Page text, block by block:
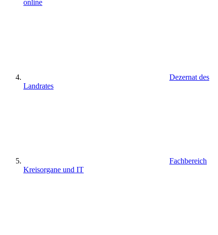
online
Dezernat des
Landrates
Fachbereich
Kreisorgane und IT